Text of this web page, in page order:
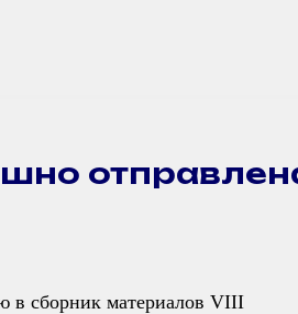
в сборник материалов VIII